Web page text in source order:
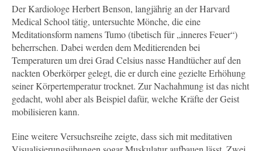
Der Kardiologe Herbert Benson, langjährig an der Harvard
Medical School tätig, untersuchte Mönche, die eine
Meditationsform namens Tumo (tibetisch für „inneres Feuer“)
beherrschen. Dabei werden dem Meditierenden bei
Temperaturen um drei Grad Celsius nasse Handtücher auf den
nackten Oberkörper gelegt, die er durch eine gezielte Erhöhung
seiner Körpertemperatur trocknet. Zur Nachahmung ist das nicht
gedacht, wohl aber als Beispiel dafür, welche Kräfte der Geist
mobilisieren kann.
Eine weitere Versuchsreihe zeigte, dass sich mit meditativen